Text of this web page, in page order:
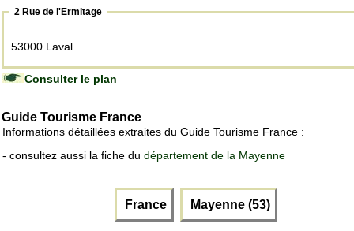
2 Rue de l'Ermitage
53000 Laval
Consulter le plan
Guide Tourisme France
Informations détaillées extraites du Guide Tourisme France :
- consultez aussi la fiche du département de la Mayenne
France Mayenne (53)